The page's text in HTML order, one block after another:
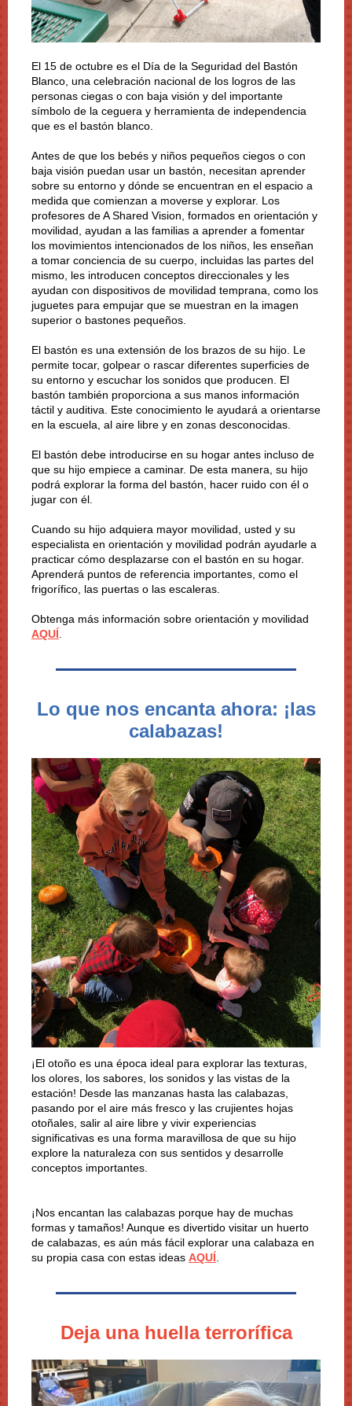
El 15 de octubre es el Día de la Seguridad del Bastón
Blanco, una celebración nacional de los logros de las
personas ciegas o con baja visión y del importante
símbolo de la ceguera y herramienta de independencia
que es el bastón blanco.
Antes de que los bebés y niños pequeños ciegos o con
baja visión puedan usar un bastón, necesitan aprender
sobre su entorno y dónde se encuentran en el espacio a
medida que comienzan a moverse y explorar. Los
profesores de A Shared Vision, formados en orientación y
movilidad, ayudan a las familias a aprender a fomentar
los movimientos intencionados de los niños, les enseñan
a tomar conciencia de su cuerpo, incluidas las partes del
mismo, les introducen conceptos direccionales y les
ayudan con dispositivos de movilidad temprana, como los
juguetes para empujar que se muestran en la imagen
superior o bastones pequeños.
El bastón es una extensión de los brazos de su hijo. Le
permite tocar, golpear o rascar diferentes superficies de
su entorno y escuchar los sonidos que producen. El
bastón también proporciona a sus manos información
táctil y auditiva. Este conocimiento le ayudará a orientarse
en la escuela, al aire libre y en zonas desconocidas.
El bastón debe introducirse en su hogar antes incluso de
que su hijo empiece a caminar. De esta manera, su hijo
podrá explorar la forma del bastón, hacer ruido con él o
jugar con él.
Cuando su hijo adquiera mayor movilidad, usted y su
especialista en orientación y movilidad podrán ayudarle a
practicar cómo desplazarse con el bastón en su hogar.
Aprenderá puntos de referencia importantes, como el
frigorífico, las puertas o las escaleras.
Obtenga más información sobre orientación y movilidad
AQUÍ
Lo que nos encanta ahora: ¡las
calabazas!
¡El otoño es una época ideal para explorar las texturas,
los olores, los sabores, los sonidos y las vistas de la
estación! Desde las manzanas hasta las calabazas,
pasando por el aire más fresco y las crujientes hojas
otoñales, salir al aire libre y vivir experiencias
significativas es una forma maravillosa de que su hijo
explore la naturaleza con sus sentidos y desarrolle
conceptos importantes.
¡Nos encantan las calabazas porque hay de muchas
formas y tamaños! Aunque es divertido visitar un huerto
de calabazas, es aún más fácil explorar una calabaza en
su propia casa con estas ideas AQUÍ
Deja una huella terrorífica